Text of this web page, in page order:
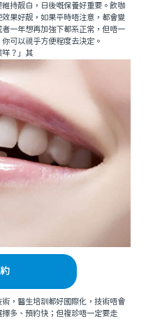
持靓白，日後嘅保養好重要。飲咖
果好靓，如果平時唔注意，都會變
一年想再加強下都系正常，但唔一
可以視乎方便程度去決定。
？」其
，醫生培訓都好國際化，技術唔會
多、預約快；但複診唔一定要走